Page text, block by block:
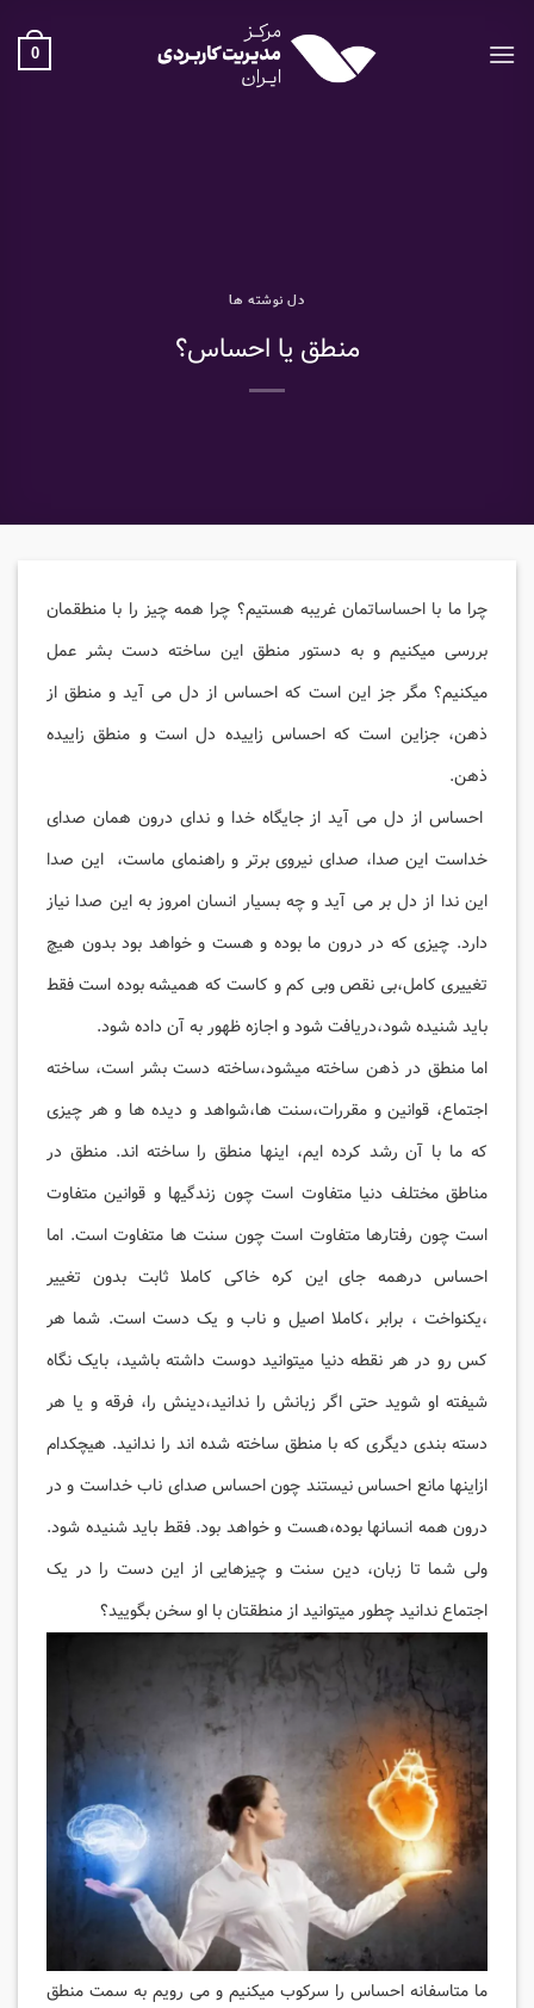
content
0
دل نوشته ها
منطق یا احساس؟
چرا ما با احساساتمان غریبه هستیم؟ چرا همه چیز را با منطقمان
بررسی میکنیم و به دستور منطق این ساخته دست بشر عمل
میکنیم؟ مگر جز این است که احساس از دل می آید و منطق از
ذهن، جزاین است که احساس زاییده دل است و منطق زاییده
ذهن.
احساس از دل می آید از جایگاه خدا و ندای درون همان صدای
خداست این صدا، صدای نیروی برتر و راهنمای ماست، این صدا
این ندا از دل بر می آید و چه بسیار انسان امروز به این صدا نیاز
دارد. چیزی که در درون ما بوده و هست و خواهد بود بدون هیچ
تغییری کامل،بی نقص وبی کم و کاست که همیشه بوده است فقط
باید شنیده شود،دریافت شود و اجازه ظهور به آن داده شود.
اما منطق در ذهن ساخته میشود،ساخته دست بشر است، ساخته
اجتماع، قوانین و مقررات،سنت ها،شواهد و دیده ها و هر چیزی
که ما با آن رشد کرده ایم، اینها منطق را ساخته اند. منطق در
مناطق مختلف دنیا متفاوت است چون زندگیها و قوانین متفاوت
است چون رفتارها متفاوت است چون سنت ها متفاوت است. اما
احساس درهمه جای این کره خاکی کاملا ثابت بدون تغییر
،یکنواخت ، برابر ،کاملا اصیل و ناب و یک دست است. شما هر
کس رو در هر نقطه دنیا میتوانید دوست داشته باشید، بایک نگاه
شیفته او شوید حتی اگر زبانش را ندانید،دینش را، فرقه و یا هر
دسته بندی دیگری که با منطق ساخته شده اند را ندانید. هیچکدام
ازاینها مانع احساس نیستند چون احساس صدای ناب خداست و در
درون همه انسانها بوده،هست و خواهد بود. فقط باید شنیده شود.
ولی شما تا زبان، دین سنت و چیزهایی از این دست را در یک
اجتماع ندانید چطور میتوانید از منطقتان با او سخن بگویید؟
ما متاسفانه احساس را سرکوب میکنیم و می رویم به سمت منطق